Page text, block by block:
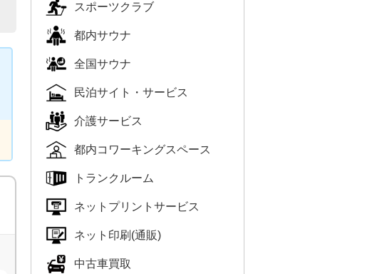
スポーツクラブ
都内サウナ
全国サウナ
民泊サイト・サービス
介護サービス
都内コワーキングスペース
トランクルーム
ネットプリントサービス
ネット印刷(通販)
中古車買取